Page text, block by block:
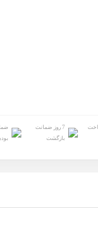
7 روز ضمانت
بازگشت